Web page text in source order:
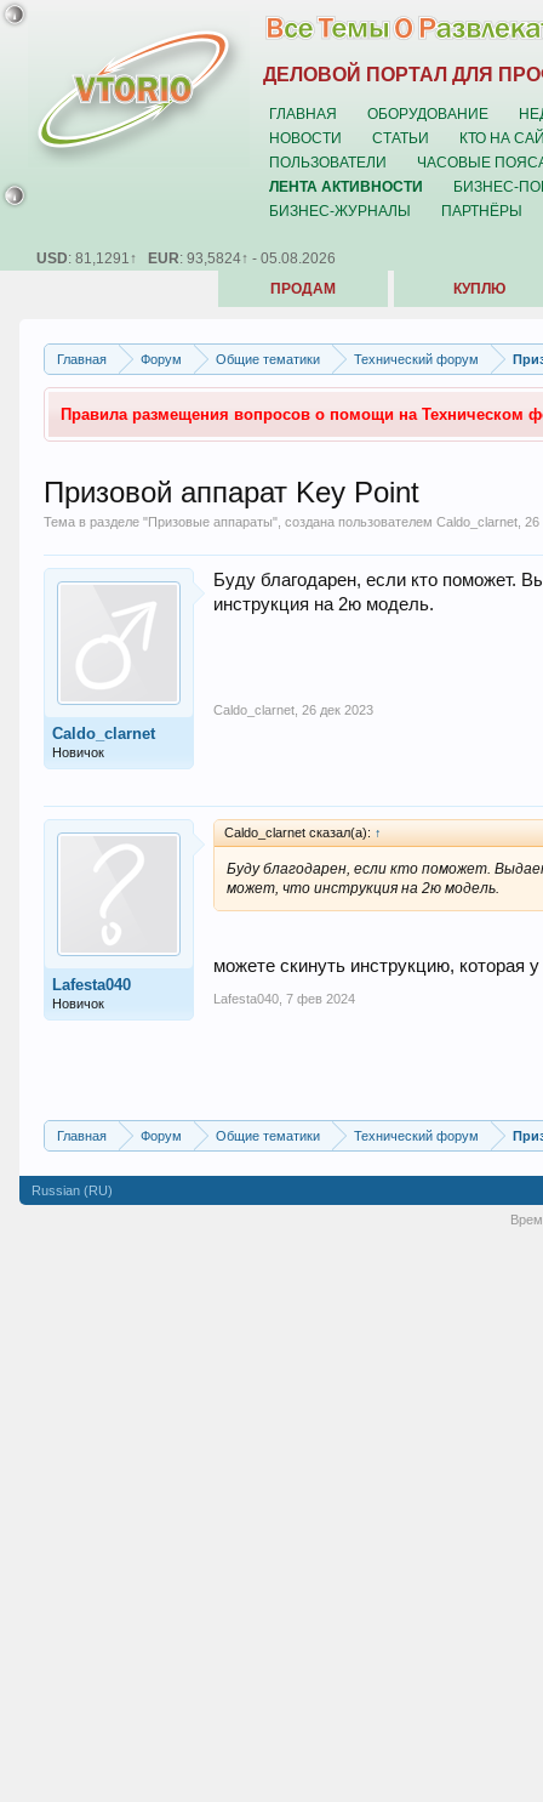
Главная Форум Общие тематики Технический форум
Правила размещения вопросов о помощи на Техническом
Призовой аппарат Key Point
Тема в разделе "Призовые аппараты", создана пользователемCaldo_clarnet ,26
Caldo_clarnet
Новичок
Буду благодарен, если кто поможет.
инструкция на 2ю модель.
Caldo_clarnet 26 дек 2023
Lafesta040
Новичок
Caldo_clarnet сказал(а): ↑
Буду благодарен, если кто поможет.
может, что инструкция на 2ю модель.
можете скинуть инструкцию, которая
Lafesta040 7 фев 2024
Главная Форум Общие тематики Технический форум
ДЕЛОВОЙ ПОРТАЛ ДЛЯ
ГЛАВНАЯ ОБОРУДОВАНИЕ
НОВОСТИ
СТАТЬИ
КТО НА
ПОЛЬЗОВАТЕЛИ
ЧАСОВЫЕ
ЛЕНТА АКТИВНОСТИ
БИЗНЕС-
БИЗНЕС-ЖУРНАЛЫ
ПАРТНЁРЫ
USD: 81,1291↑ EUR: 93,5824↑ - 05.08.2026
ПРОДАМ КУПЛЮ
Russian (RU)